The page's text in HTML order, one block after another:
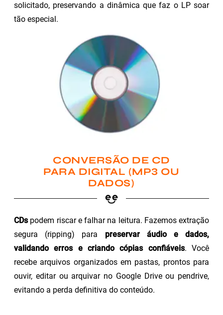
solicitado, preservando a dinâmica que faz o LP soar
tão especial.
CONVERSÃO DE CD
PARA DIGITAL (MP3 OU
DADOS)
CDspodem riscar e falhar na leitura. Fazemos extração
segura (ripping) para preservar áudio e dados,
validando erros e criando cópias confiáveis. Você
recebe arquivos organizados em pastas, prontos para
ouvir, editar ou arquivar no Google Drive ou pendrive,
evitando a perda definitiva do conteúdo.